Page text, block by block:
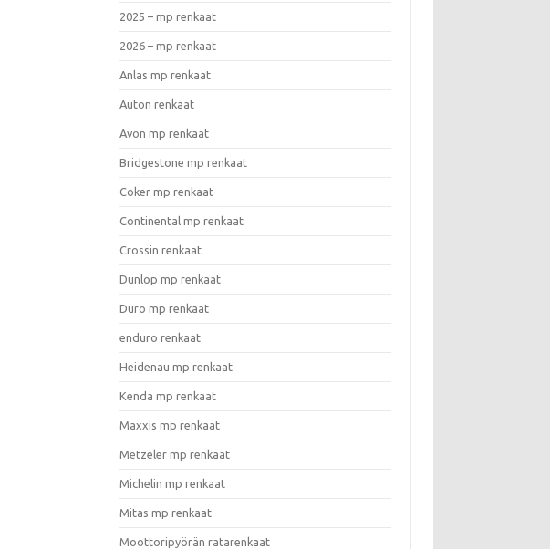
2025 – mp renkaat
2026 – mp renkaat
Anlas mp renkaat
Auton renkaat
Avon mp renkaat
Bridgestone mp renkaat
Coker mp renkaat
Continental mp renkaat
Crossin renkaat
Dunlop mp renkaat
Duro mp renkaat
enduro renkaat
Heidenau mp renkaat
Kenda mp renkaat
Maxxis mp renkaat
Metzeler mp renkaat
Michelin mp renkaat
Mitas mp renkaat
Moottoripyörän ratarenkaat